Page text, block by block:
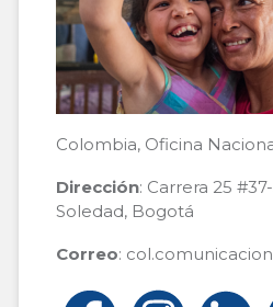
Colombia, Oficina
Dirección: Carrera 25
Soledad, Bogotá
Correo: